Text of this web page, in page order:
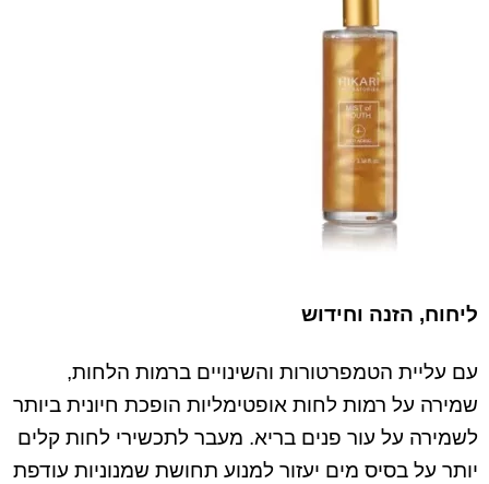
ליחוח, הזנה וחידוש
עם עליית הטמפרטורות והשינויים ברמות הלחות,
שמירה על רמות לחות אופטימליות הופכת חיונית ביותר
לשמירה על עור פנים בריא. מעבר לתכשירי לחות קלים
יותר על בסיס מים יעזור למנוע תחושת שמנוניות עודפת